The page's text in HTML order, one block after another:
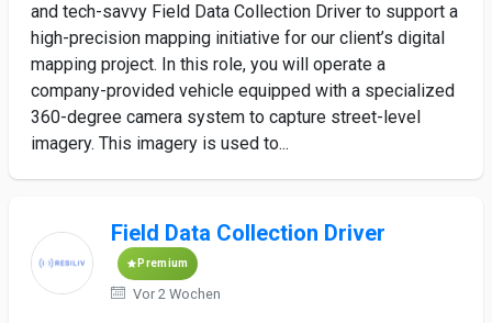
and tech-savvy Field Data Collection Driver to support a
high-precision mapping initiative for our client’s digital
mapping project. In this role, you will operate a
company-provided vehicle equipped with a specialized
360-degree camera system to capture street-level
imagery. This imagery is used to...
Field Data Collection Driver
Premium
Vor 2 Wochen